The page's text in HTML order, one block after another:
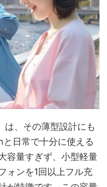
、その薄型設計にも
日常で十分に使える
容量すぎず、小型軽量
ォンを1回以上フル充